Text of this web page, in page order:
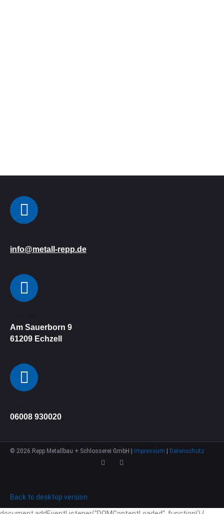
info@metall-repp.de
Am Sauerborn 9
61209 Echzell
06008 930020
© 2026 Repp Metallbau + Schlosserei GmbH | Impressum | Datenschutz
Back to desktop version